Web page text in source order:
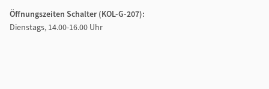
Öffnungszeiten Schalter (KOL-G-207):
Dienstags, 14.00-16.00 Uhr